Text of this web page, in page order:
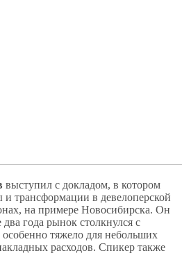
выступил с докладом, в котором
трансформации в девелоперской
на примере Новосибирска. Он
года рынок столкнулся с
тяжело для небольших
расходов. Спикер также